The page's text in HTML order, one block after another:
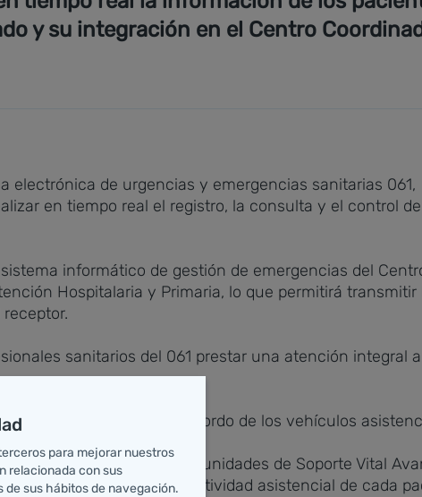
y su integración en el Centro
electrónica de urgencias y emergencias sanitarias 061,
en tiempo real el registro, la consulta y el control
informático de gestión de emergencias del
Hospitalaria y Primaria, lo que permitirá transmitir
sanitarios del 061 prestar una atención integral
instalados a bordo de los vehículos
necesario dotar a las unidades de Soporte Vital
informático de la actividad asistencial de cada
para mejorar nuestros
relacionada con sus
de sus hábitos de navegación.